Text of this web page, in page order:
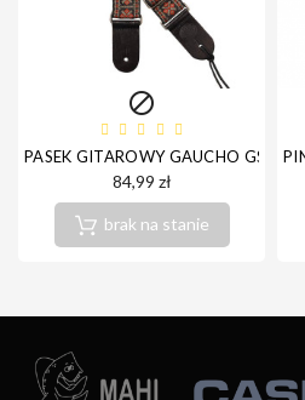

PASEK GITAROWY GAUCHO GST-
84,99 zł
brak na stanie